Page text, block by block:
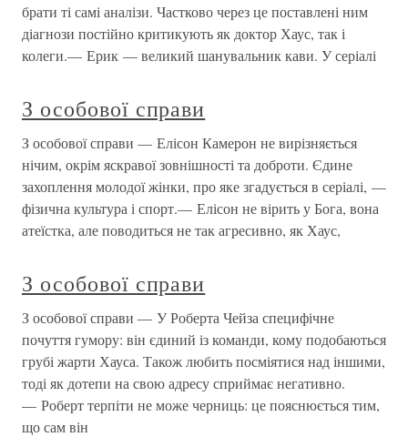
брати ті самі аналізи. Частково через це поставлені ним
діагнози постійно критикують як доктор Хаус, так і
колеги.— Ерик — великий шанувальник кави. У серіалі
З особової справи
З особової справи — Елісон Камерон не вирізняється
нічим, окрім яскравої зовнішності та доброти. Єдине
захоплення молодої жінки, про яке згадується в серіалі, —
фізична культура і спорт.— Елісон не вірить у Бога, вона
атеїстка, але поводиться не так агресивно, як Хаус,
З особової справи
З особової справи — У Роберта Чейза специфічне
почуття гумору: він єдиний із команди, кому подобаються
грубі жарти Хауса. Також любить посміятися над іншими,
тоді як дотепи на свою адресу сприймає негативно.
— Роберт терпіти не може черниць: це пояснюється тим,
що сам він